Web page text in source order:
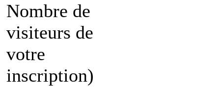
Nombre de
visiteurs de
votre
inscription)